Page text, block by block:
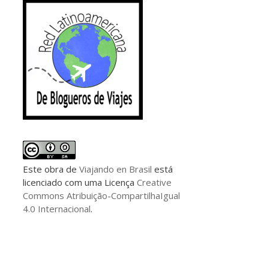
Este obra de Viajando en Brasil está
licenciado com uma Licença Creative
Commons Atribuição-CompartilhaIgual
4.0 Internacional.